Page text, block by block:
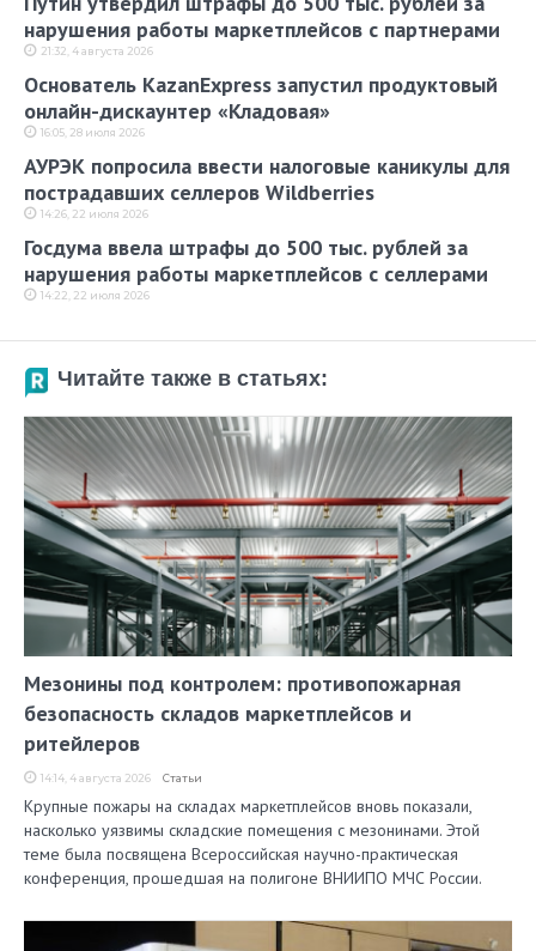
нарушения работы маркетплейсов с партнерами
21:32, 4 августа 2026
Основатель KazanExpress запустил продуктовый
онлайн-дискаунтер «Кладовая»
16:05, 28 июля 2026
АУРЭК попросила ввести налоговые каникулы для
пострадавших селлеров Wildberries
14:26, 22 июля 2026
Госдума ввела штрафы до 500 тыс. рублей за
нарушения работы маркетплейсов с селлерами
14:22, 22 июля 2026
Читайте также в статьях:
Мезонины под контролем: противопожарная
безопасность складов маркетплейсов и
ритейлеров
14:14, 4 августа 2026 Статьи
Крупные пожары на складах маркетплейсов вновь показали,
насколько уязвимы складские помещения с мезонинами. Этой
теме была посвящена Всероссийская научно-практическая
конференция, прошедшая на полигоне ВНИИПО МЧС России.